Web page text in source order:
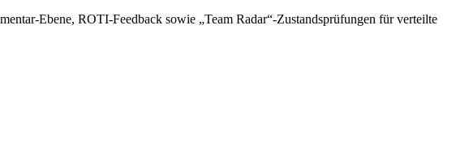
Ebene, ROTI-Feedback sowie „Team Radar“-Zustandsprüfungen für verteilte